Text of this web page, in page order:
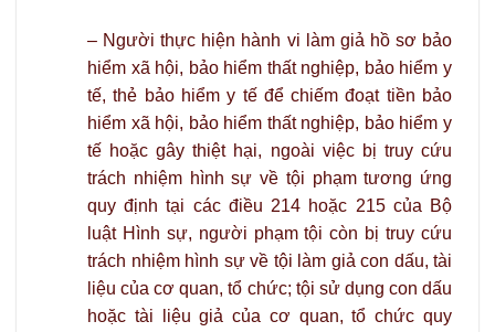
– Người thực hiện hành vi làm giả hồ sơ bảo
hiểm xã hội, bảo hiểm thất nghiệp, bảo hiểm y
tế, thẻ bảo hiểm y tế để chiếm đoạt tiền bảo
hiểm xã hội, bảo hiểm thất nghiệp, bảo hiểm y
tế hoặc gây thiệt hại, ngoài việc bị truy cứu
trách nhiệm hình sự về tội phạm tương ứng
quy định tại các điều 214 hoặc 215 của Bộ
luật Hình sự, người phạm tội còn bị truy cứu
trách nhiệm hình sự về tội làm giả con dấu, tài
liệu của cơ quan, tổ chức; tội sử dụng con dấu
hoặc tài liệu giả của cơ quan, tổ chức quy